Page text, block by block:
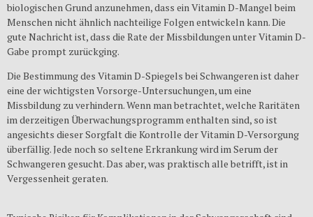
biologischen Grund anzunehmen, dass ein Vitamin D-Mangel beim
Menschen nicht ähnlich nachteilige Folgen entwickeln kann. Die
gute Nachricht ist, dass die Rate der Missbildungen unter Vitamin D-
Gabe prompt zurückging.
Die Bestimmung des Vitamin D-Spiegels bei Schwangeren ist daher
eine der wichtigsten Vorsorge-Untersuchungen, um eine
Missbildung zu verhindern. Wenn man betrachtet, welche Raritäten
im derzeitigen Überwachungsprogramm enthalten sind, so ist
angesichts dieser Sorgfalt die Kontrolle der Vitamin D-Versorgung
überfällig. Jede noch so seltene Erkrankung wird im Serum der
Schwangeren gesucht. Das aber, was praktisch alle betrifft, ist in
Vergessenheit geraten.